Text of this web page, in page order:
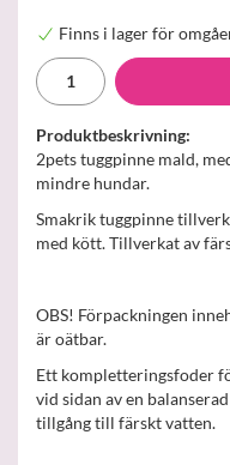
Finns i lager för
Produktbeskrivning:
2pets tuggpinne mald,
mindre hundar.
Smakrik tuggpinne
med kött. Tillverkat av
OBS! Förpackningen
är oätbar.
Ett kompletteringsfoder
vid sidan av en
tillgång till färskt vatten.